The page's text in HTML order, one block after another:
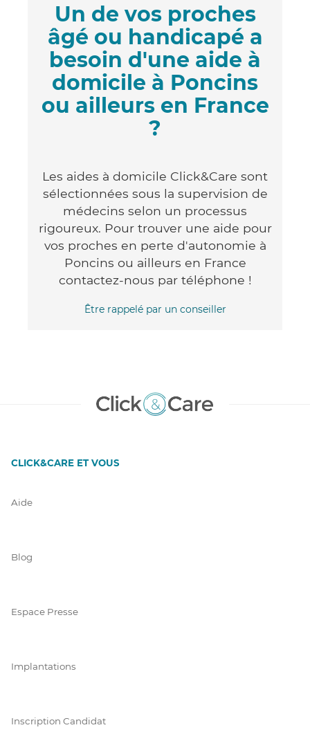
Un de vos proches
âgé ou handicapé a
besoin d'une aide à
domicile à Poncins
ou ailleurs en France
?
Les aides à domicile Click&Care sont
sélectionnées sous la supervision de
médecins selon un processus
rigoureux. Pour trouver une aide pour
vos proches en perte d'autonomie à
Poncins ou ailleurs en France
contactez-nous par téléphone !
Être rappelé par un conseiller
CLICK&CARE ET VOUS
Aide
Blog
Espace Presse
Implantations
Inscription Candidat